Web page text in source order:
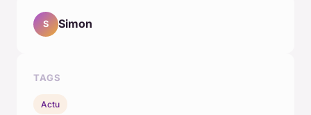
S Simon
TAGS
Actu